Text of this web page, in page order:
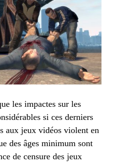
les impactes sur les
si ces derniers
aux jeux vidéos violent en
des âges minimum sont
de censure des jeux